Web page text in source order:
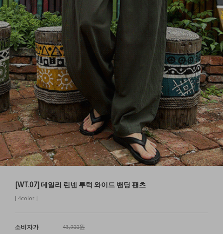
[WT.07] 데일리 린넨 투턱 와이드 밴딩 팬츠
[ 4color ]
소비자가 43,900원